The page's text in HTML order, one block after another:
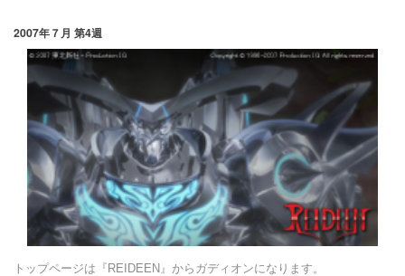
2007年７月 第4週
トップページは『REIDEEN』からガディオンになります。